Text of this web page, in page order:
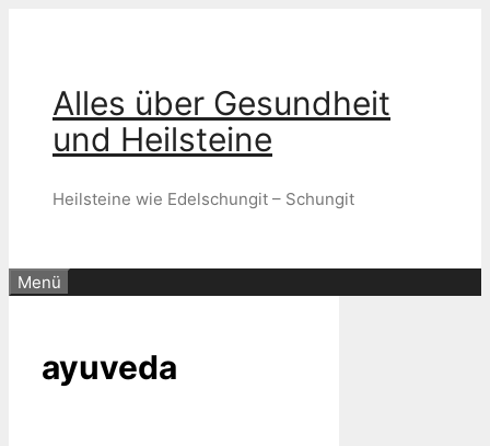
Alles über Gesundheit
und Heilsteine
Heilsteine wie Edelschungit – Schungit
Menü
ayuveda